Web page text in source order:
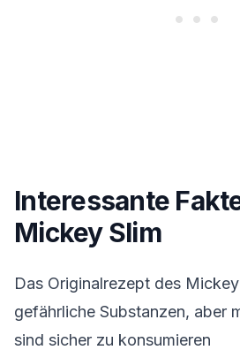
Interessante
Mickey Slim
Das Originalrezept des
gefährliche Substanzen, aber
sind sicher zu konsumieren